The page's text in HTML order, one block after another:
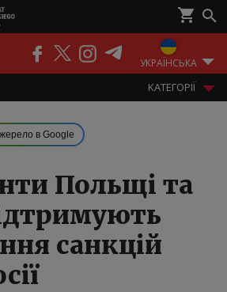
УКРАЇНСЬКА
KАТЕГОРІЇ
ЕФІР
в Google
Польщі та
санкцій